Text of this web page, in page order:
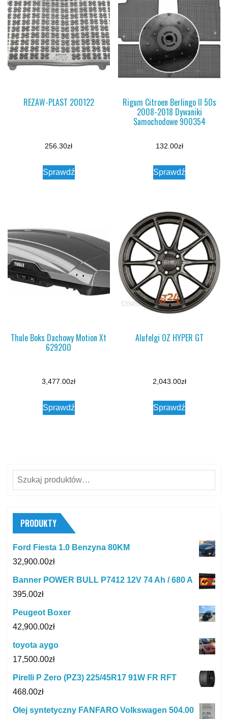
REZAW-PLAST 200122
256.30zł
Sprawdź
Rigum Citroen Berlingo II 5Os
2008-2018 Dywaniki
Samochodowe 900354
132.00zł
Sprawdź
Thule Boks Dachowy Motion Xt
629200
3,477.00zł
Sprawdź
Alufelgi OZ HYPER GT
2,043.00zł
Sprawdź
Szukaj:
PRODUKTY
Ford Fiesta 1.0 Benzyna 80KM
32,900.00zł
Banner POWER BULL P7412 12V 74 Ah / 680 A
395.00zł
Peugeot Boxer
42,900.00zł
toyota aygo
17,500.00zł
Pirelli P Zero (PZ3) 225/45R17 91W FR RFT
468.00zł
Olej syntetyczny FANFARO Volkswagen 504.00